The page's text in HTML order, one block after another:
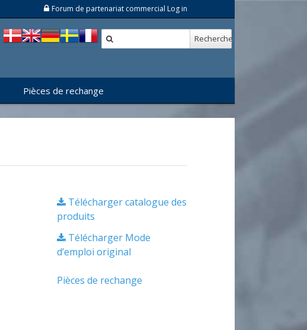
Forum de partenariat commercial Log in
Recherche
Pièces de rechange
Télécharger catalogue des
produits
Télécharger Mode
d’emploi original
Pièces de rechange